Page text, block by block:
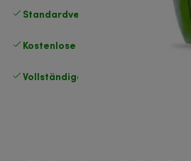
Standardversand kostenlos ab 49
Kostenlose Rücksendungen
Vollständige Herstellergarantie